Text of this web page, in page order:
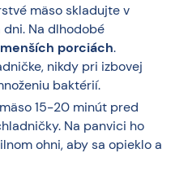
mäso skladujte v
Na dlhodobé
porciách.
nikdy pri izbovej
baktérií.
15-20 minút pred
Na panvici ho
ohni, aby sa opieklo a